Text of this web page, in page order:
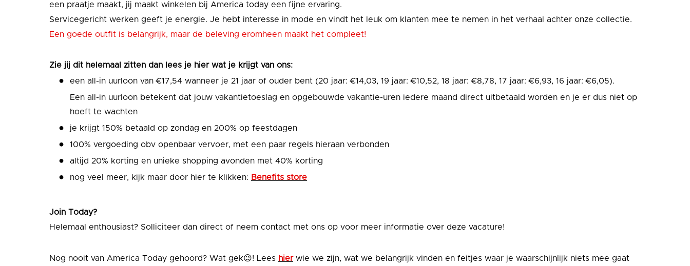
een praatje maakt, jij maakt winkelen bij America today een fijne ervaring.
Servicegericht werken geeft je energie. Je hebt interesse in mode en vindt het leuk om klanten mee te nemen in het verhaal achter onze collectie.
Een goede outfit is belangrijk, maar de beleving eromheen maakt het compleet!
Zie jij dit helemaal zitten dan lees je hier wat je krijgt van ons:
een all-in uurloon van €17,54 wanneer je 21 jaar of ouder bent (20 jaar: €14,03, 19 jaar: €10,52, 18 jaar: €8,78, 17 jaar: €6,93, 16 jaar: €6,05).
Een all-in uurloon betekent dat jouw vakantietoeslag en opgebouwde vakantie-uren iedere maand direct uitbetaald worden en je er dus niet op
hoeft te wachten
je krijgt 150% betaald op zondag en 200% op feestdagen
100% vergoeding obv openbaar vervoer, met een paar regels hieraan verbonden
altijd 20% korting en unieke shopping avonden met 40% korting
nog veel meer, kijk maar door hier te klikken: Benefits store
Join Today?
Helemaal enthousiast? Solliciteer dan direct of neem contact met ons op voor meer informatie over deze vacature!
Nog nooit van America Today gehoord? Wat gek😉! Lees hierwie we zijn, wat we belangrijk vinden en feitjes waar je waarschijnlijk niets mee gaat